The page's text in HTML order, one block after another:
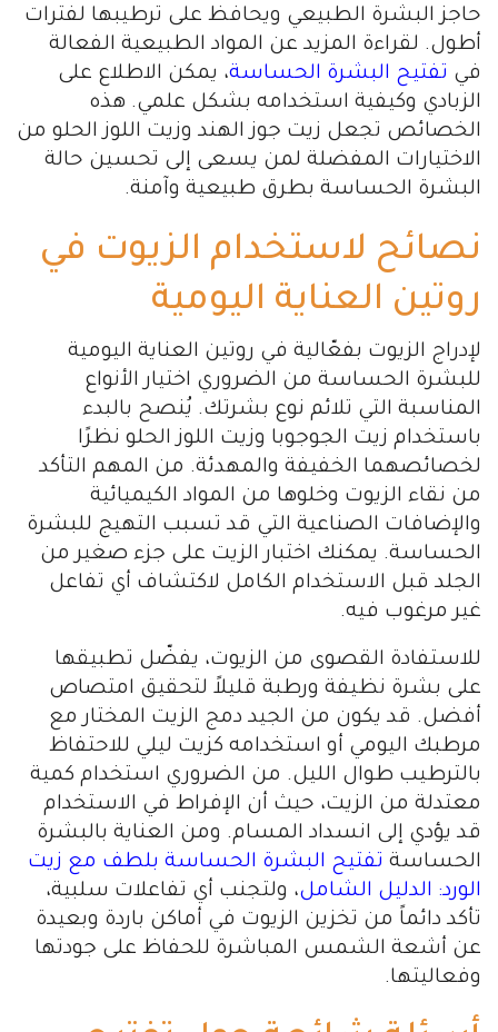
حاجز البشرة الطبيعي ويحافظ على ترطيبها لفترات
أطول. لقراءة المزيد عن المواد الطبيعية الفعالة
في تفتيح البشرة الحساسة، يمكن الاطلاع على
الزبادي وكيفية استخدامه بشكل علمي. هذه
الخصائص تجعل زيت جوز الهند وزيت اللوز الحلو من
الاختيارات المفضلة لمن يسعى إلى تحسين حالة
البشرة الحساسة بطرق طبيعية وآمنة.
نصائح لاستخدام الزيوت في
روتين العناية اليومية
لإدراج الزيوت بفعّالية في روتين العناية اليومية
للبشرة الحساسة من الضروري اختيار الأنواع
المناسبة التي تلائم نوع بشرتك. يُنصح بالبدء
باستخدام زيت الجوجوبا وزيت اللوز الحلو نظرًا
لخصائصهما الخفيفة والمهدئة. من المهم التأكد
من نقاء الزيوت وخلوها من المواد الكيميائية
والإضافات الصناعية التي قد تسبب التهيج للبشرة
الحساسة. يمكنك اختبار الزيت على جزء صغير من
الجلد قبل الاستخدام الكامل لاكتشاف أي تفاعل
غير مرغوب فيه.
للاستفادة القصوى من الزيوت، يفضّل تطبيقها
على بشرة نظيفة ورطبة قليلاً لتحقيق امتصاص
أفضل. قد يكون من الجيد دمج الزيت المختار مع
مرطبك اليومي أو استخدامه كزيت ليلي للاحتفاظ
بالترطيب طوال الليل. من الضروري استخدام كمية
معتدلة من الزيت، حيث أن الإفراط في الاستخدام
قد يؤدي إلى انسداد المسام. ومن العناية بالبشرة
الحساسة تفتيح البشرة الحساسة بلطف مع زيت
الورد: الدليل الشامل، ولتجنب أي تفاعلات سلبية،
تأكد دائماً من تخزين الزيوت في أماكن باردة وبعيدة
عن أشعة الشمس المباشرة للحفاظ على جودتها
وفعاليتها.